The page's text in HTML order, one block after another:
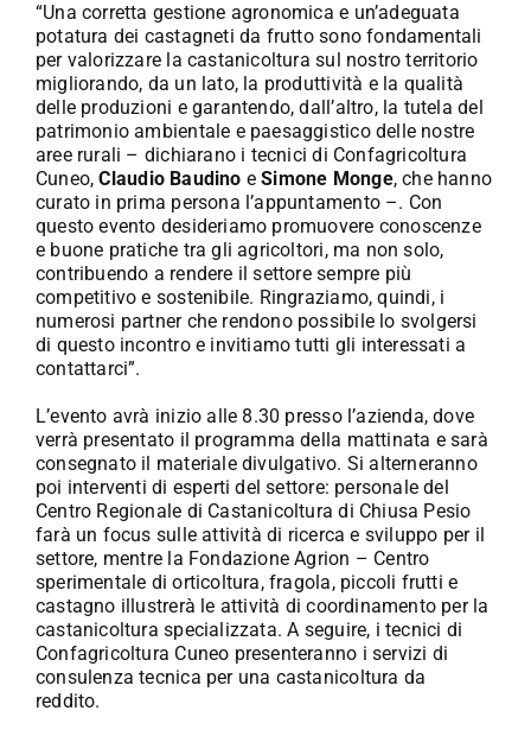
“Una corretta gestione agronomica e un’adeguata
potatura dei castagneti da frutto sono fondamentali
per valorizzare la castanicoltura sul nostro territorio
migliorando, da un lato, la produttività e la qualità
delle produzioni e garantendo, dall’altro, la tutela del
patrimonio ambientale e paesaggistico delle nostre
aree rurali – dichiarano i tecnici di Confagricoltura
Cuneo,Claudio Baudino eSimone Monge, che hanno
curato in prima persona l’appuntamento –. Con
questo evento desideriamo promuovere conoscenze
e buone pratiche tra gli agricoltori, ma non solo,
contribuendo a rendere il settore sempre più
competitivo e sostenibile. Ringraziamo, quindi, i
numerosi partner che rendono possibile lo svolgersi
di questo incontro e invitiamo tutti gli interessati a
contattarci”.
L’evento avrà inizio alle 8.30 presso l’azienda, dove
verrà presentato il programma della mattinata e sarà
consegnato il materiale divulgativo. Si alterneranno
poi interventi di esperti del settore: personale del
Centro Regionale di Castanicoltura di Chiusa Pesio
farà un focus sulle attività di ricerca e sviluppo per il
settore, mentre la Fondazione Agrion – Centro
sperimentale di orticoltura, fragola, piccoli frutti e
castagno illustrerà le attività di coordinamento per la
castanicoltura specializzata. A seguire, i tecnici di
Confagricoltura Cuneo presenteranno i servizi di
consulenza tecnica per una castanicoltura da
reddito.